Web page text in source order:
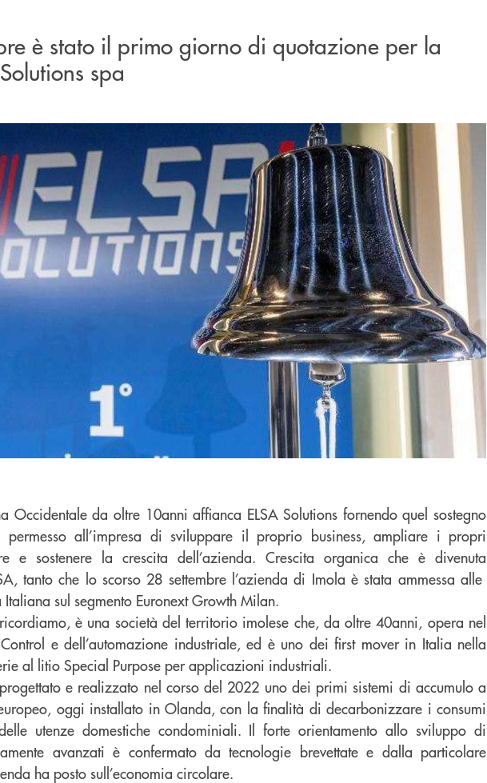
è stato il primo giorno di quotazione per la
spa
Occidentale da oltre 10anni affianca ELSA Solutions fornendo quel sostegno
permesso all’impresa di sviluppare il proprio business, ampliare i propri
e sostenere la crescita dell’azienda. Crescita organica che è divenuta
tanto che lo scorso 28 settembre l’azienda di Imola è stata ammessa alle
sul segmento Euronext Growth Milan.
è una società del territorio imolese che, da oltre 40anni, opera nel
e dell’automazione industriale, ed è uno dei first mover in Italia nella
al litio Special Purpose per applicazioni industriali.
e realizzato nel corso del 2022 uno dei primi sistemi di accumulo a
oggi installato in Olanda, con la finalità di decarbonizzare i consumi
utenze domestiche condominiali. Il forte orientamento allo sviluppo di
avanzati è confermato da tecnologie brevettate e dalla particolare
ha posto sull’economia circolare.